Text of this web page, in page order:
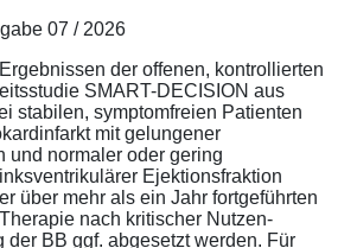
07 / 2026
der offenen, kontrollierten
SMART-DECISION aus
stabilen, symptomfreien Patienten
mit gelungener
und normaler oder gering
Ejektionsfraktion
über mehr als ein Jahr fortgeführten
nach kritischer Nutzen-
der BB ggf. abgesetzt werden. Für